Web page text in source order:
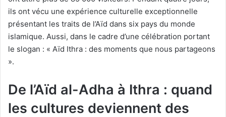
ils ont vécu une expérience culturelle exceptionnelle
présentant les traits de l’Aïd dans six pays du monde
islamique. Aussi, dans le cadre d’une célébration portant
le slogan : « Aïd Ithra : des moments que nous partageons
».
De l’Aïd al-Adha à Ithra : quand
les cultures deviennent des